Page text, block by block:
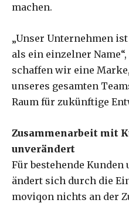
machen.
„Unser Unternehmen
als ein einzelner
schaffen wir eine
unseres gesamten
Raum für zukünftige
Zusammenarbeit mit
unverändert
Für bestehende
ändert sich durch die
moviqon nichts an der